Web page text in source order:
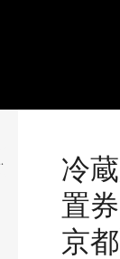
む) (東京都)冷
置
京